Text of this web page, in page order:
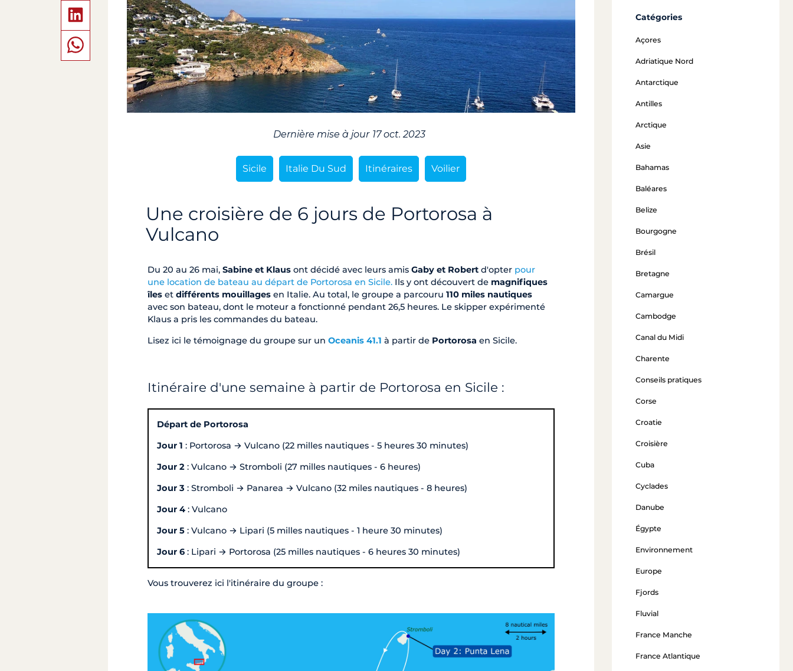
Dernière mise à jour 17 oct. 2023
Sicile Italie Du Sud Itinéraires Voilier
Une croisière de 6 jours de Portorosa à
Vulcano
Du 20 au 26 mai, Sabine et Klaus ont décidé avec leurs amis Gaby et Robert d'opter pour
une location de bateau au départ de Portorosa en Sicile. Ils y ont découvert de magnifiques
îles et différents mouillages en Italie. Au total, le groupe a parcouru 110 miles nautiques
avec son bateau, dont le moteur a fonctionné pendant 26,5 heures. Le skipper expérimenté
Klaus a pris les commandes du bateau.
Lisez ici le témoignage du groupe sur un Oceanis 41.1 à partir de Portorosa en Sicile.
Itinéraire d'une semaine à partir de Portorosa en Sicile :
Départ de Portorosa
Jour 1 : Portorosa → Vulcano (22 milles nautiques - 5 heures 30 minutes)
Jour 2: Vulcano → Stromboli (27 milles nautiques - 6 heures)
Jour 3 : Stromboli → Panarea → Vulcano (32 miles nautiques - 8 heures)
Jour 4: Vulcano
Jour 5: Vulcano → Lipari (5 milles nautiques - 1 heure 30 minutes)
Jour 6: Lipari → Portorosa (25 milles nautiques - 6 heures 30 minutes)
Vous trouverez ici l'itinéraire du groupe :
Catégories
Açores
Adriatique Nord
Antarctique
Antilles
Arctique
Asie
Bahamas
Baléares
Belize
Bourgogne
Brésil
Bretagne
Camargue
Cambodge
Canal du Midi
Charente
Conseils pratiques
Corse
Croatie
Croisière
Cuba
Cyclades
Danube
Égypte
Environnement
Europe
Fjords
Fluvial
France Manche
France Atlantique